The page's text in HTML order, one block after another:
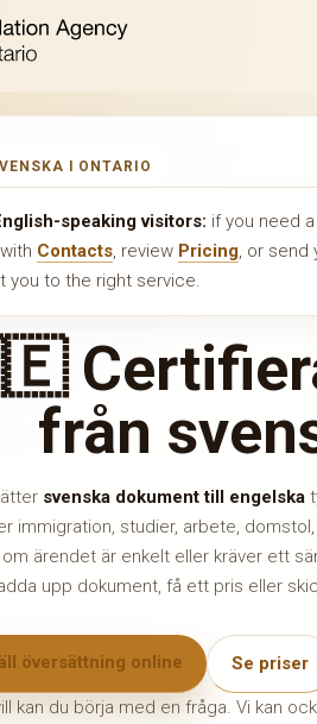
I ONTARIO
speaking visitors: if you need
Contacts, review Pricing, or send
you to the right service.
från
svenska dokument till engelska
immigration, studier, arbete,
ärendet är enkelt eller kräver ett
upp dokument, få ett pris eller
översättning online Se priser
kan du börja med en fråga. Vi kan